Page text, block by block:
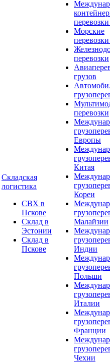
Складская
логистика
СВХ в
Пскове
Склад в
Эстонии
Склад в
Пскове
Морские
перевозки
грузов
перевозки
Европы
Китая
Кореи
Малайзии
Индии
Польши
Италии
Франции
Чехии